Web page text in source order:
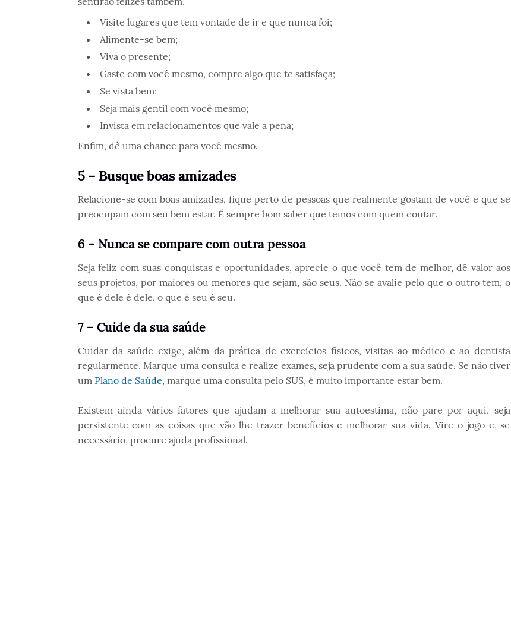
Visite lugares que tem vontade de ir e que nunca foi;
Alimente-se bem;
Viva o presente;
Gaste com você mesmo, compre algo que te satisfaça;
Se vista bem;
Seja mais gentil com você mesmo;
Invista em relacionamentos que vale a pena;
Enfim, dê uma chance para você mesmo.
5 – Busque boas amizades
Relacione-se com boas amizades, fique perto de pessoas que realmente gostam de você e que se
preocupam com seu bem estar. É sempre bom saber que temos com quem contar.
6 – Nunca se compare com outra pessoa
Seja feliz com suas conquistas e oportunidades, aprecie o que você tem de melhor, dê valor aos
seus projetos, por maiores ou menores que sejam, são seus. Não se avalie pelo que o outro tem, o
que é dele é dele, o que é seu é seu.
7 – Cuide da sua saúde
Cuidar da saúde exige, além da prática de exercícios físicos, visitas ao médico e ao dentista
regularmente. Marque uma consulta e realize exames, seja prudente com a sua saúde. Se não tiver
um Plano de Saúde, marque uma consulta pelo SUS, é muito importante estar bem.
Existem ainda vários fatores que ajudam a melhorar sua autoestima, não pare por aqui, seja
persistente com as coisas que vão lhe trazer benefícios e melhorar sua vida. Vire o jogo e, se
necessário, procure ajuda profissional.